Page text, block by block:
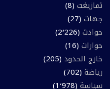
تمازيغت (8)
جهات (27)
حوادث (2٬226)
حوارات (16)
خارج الحدود (205)
رياضة (702)
سياسة (1٬978)